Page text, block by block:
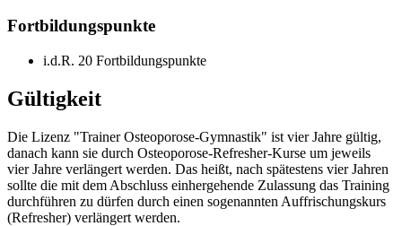
Fortbildungspunkte
i.d.R. 20 Fortbildungspunkte
Gültigkeit
Die Lizenz "Trainer Osteoporose-Gymnastik" ist vier Jahre gültig,
danach kann sie durch Osteoporose-Refresher-Kurse um jeweils
vier Jahre verlängert werden. Das heißt, nach spätestens vier Jahren
sollte die mit dem Abschluss einhergehende Zulassung das Training
durchführen zu dürfen durch einen sogenannten Auffrischungskurs
(Refresher) verlängert werden.